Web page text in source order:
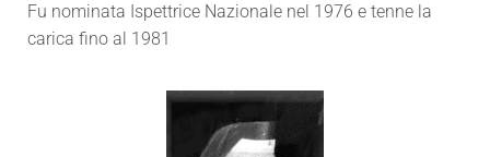
Fu nominata Ispettrice Nazionale nel 1976 e tenne la
carica fino al 1981